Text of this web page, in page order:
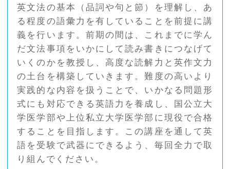
英文法の基本（品詞や句と節）を理解し、あ
る程度の語彙力を有していることを前提に講
義を行います。前期の間は、これまでに学ん
だ文法事項をいかにして読み書きにつなげて
いくのかを教授し、高度な読解力と英作文力
の土台を構築していきます。難度の高いより
実践的な内容を扱うことで、いかなる問題形
式にも対応できる英語力を養成し、国公立大
学医学部や上位私立大学医学部に現役で合格
することを目指します。この講座を通して英
語を受験で武器にできるよう、毎回全力で取
り組んでください。